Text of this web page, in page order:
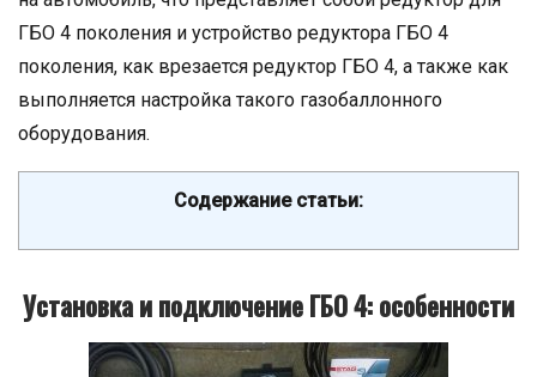
ГБО 4 поколения и устройство редуктора ГБО 4
поколения, как врезается редуктор ГБО 4, а также как
выполняется настройка такого газобаллонного
оборудования.
Содержание статьи:
Установка и подключение ГБО 4: особенности